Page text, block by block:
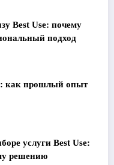
Best Use: почему
подход
как прошлый опыт
услуги Best Use:
решению